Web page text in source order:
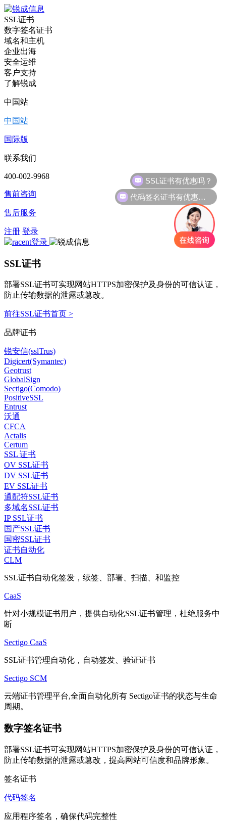
SSL证书
数字签名证书
域名和主机
企业出海
安全运维
客户支持
了解锐成
中国站
中国站
国际版
联系我们
400-002-9968
售前咨询
售后服务
注册 登录
SSL证书
部署SSL证书可实现网站HTTPS加密保护及身份的可信认证，
防止传输数据的泄露或篡改。
前往SSL证书首页 >
品牌证书
锐安信(sslTrus)
Digicert(Symantec)
Geotrust
GlobalSign
Sectigo(Comodo)
PositiveSSL
Entrust
沃通
CFCA
Actalis
Certum
SSL 证书
OV SSL证书
DV SSL证书
EV SSL证书
通配符SSL证书
多域名SSL证书
IP SSL证书
国产SSL证书
国密SSL证书
证书自动化
CLM
SSL证书自动化签发，续签、部署、扫描、和监控
CaaS
针对小规模证书用户，提供自动化SSL证书管理，杜绝服务中
断
Sectigo CaaS
SSL证书管理自动化，自动签发、验证证书
Sectigo SCM
云端证书管理平台,全面自动化所有 Sectigo证书的状态与生命
周期。
数字签名证书
部署SSL证书可实现网站HTTPS加密保护及身份的可信认证，
防止传输数据的泄露或篡改，提高网站可信度和品牌形象。
签名证书
代码签名
应用程序签名，确保代码完整性
代码签名证书有优惠吗？